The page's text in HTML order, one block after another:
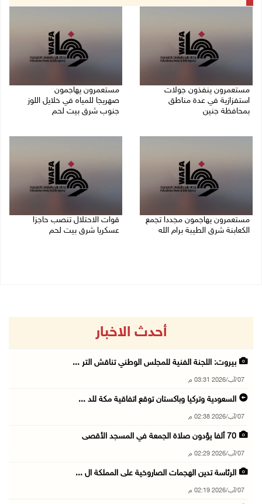
مستعمرون ينفذون جولات
استفزازية في عدة مناطق
بمحافظة جنين
مستعمرون يهاجمون
صهريجا للمياه في خلايل اللوز
جنوب شرق بيت لحم
مستعمرون يهاجمون مجددا تجمع
الكعابنة شرق الطيبة برام الله
قوات الاحتلال تنصب حاجزا
عسكريا شرق بيت لحم
أحدث الاخبار
بيروت: اللجنة الفنية للمجلس الوطني تناقش التر ...
07/آب/2026 03:31 م
السعودية وتركيا وباكستان توقع اتفاقية مكة للد ...
07/آب/2026 02:38 م
70 ألفا يؤدون صلاة الجمعة في المسجد الأقصى
07/آب/2026 02:29 م
الرئاسة تدين الهجمات الصاروخية على المملكة ال ...
07/آب/2026 02:19 م